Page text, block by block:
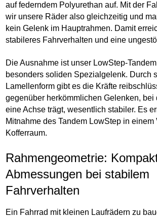
auf federndem Polyurethan auf. Mit der
wir unsere Räder also gleichzeitig und
kein Gelenk im Hauptrahmen. Damit
stabileres Fahrverhalten und eine
Die Ausnahme ist unser LowStep-
besonders soliden Spezialgelenk. Durch
Lamellenform gibt es die Kräfte
gegenüber herkömmlichen Gelenken, bei
eine Achse trägt, wesentlich stabiler. Es
Mitnahme des Tandem LowStep in einem
Kofferraum.
Rahmengeometrie:
Abmessungen bei stabilem
Fahrverhalten
Ein Fahrrad mit kleinen Laufrädern zu